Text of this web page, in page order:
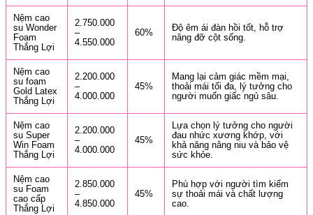
Nệm cao
su Wonder
Foam
Thắng Lợi
2.750.000
–
4.550.000
60%
Độ êm ái đàn hồi tốt, hỗ trợ
nâng đỡ cột sống.
Nệm cao
su foam
Gold Latex
Thắng Lợi
2.200.000
–
4.000.000
45%
Mang lại cảm giác mềm mại,
thoải mái tối đa, lý tưởng cho
người muốn giấc ngủ sâu.
Nệm cao
su Super
Win Foam
Thắng Lợi
2.200.000
–
4.000.000
45%
Lựa chọn lý tưởng cho người
đau nhức xương khớp, với
khả năng nâng niu và bảo vệ
sức khỏe.
Nệm cao
su Foam
cao cấp
Thắng Lợi
2.850.000
–
4.850.000
45%
Phù hợp với người tìm kiếm
sự thoải mái và chất lượng
cao.